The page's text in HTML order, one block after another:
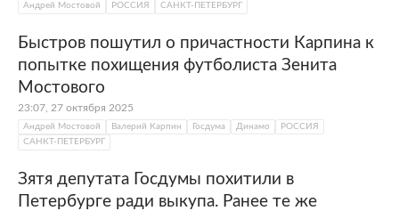
Андрей Мостовой РОССИЯ САНКТ-ПЕТЕРБУРГ
Быстров пошутил о причастности Карпина к
попытке похищения футболиста Зенита
Мостового
23:07, 27 октября 2025
Андрей Мостовой Валерий Карпин Госдума Динамо
РОССИЯ
САНКТ-ПЕТЕРБУРГ
Зятя депутата Госдумы похитили в
Петербурге ради выкупа. Ранее те же